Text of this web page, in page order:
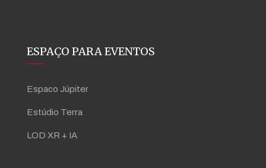
ESPAÇO PARA EVENTOS
Espaco Júpiter
Estúdio Terra
LOD XR + IA